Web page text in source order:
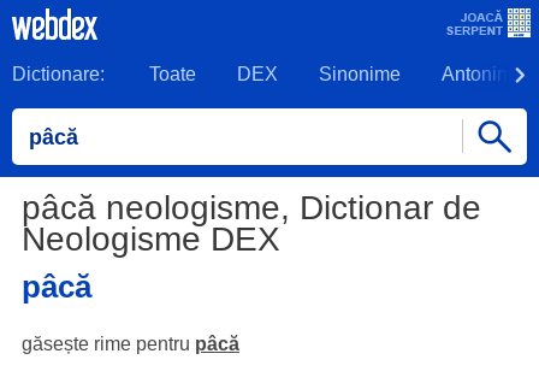
Dictionare: Toate DEX Sinonime Antonime
pâcă neologisme, Dictionar de
Neologisme DEX
pâcă
găsește rime pentru pâcă